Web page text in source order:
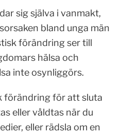
sig själva i vanmakt,
bland unga män
förändring ser till
hälsa och
inte osynliggörs.
förändring för att sluta
eller våldtas när du
eller rädsla om en